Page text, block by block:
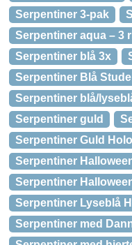
Serpentiner 3-pak
Serpentiner aqua – 3
Serpentiner blå 3x
Serpentiner Blå
Serpentiner blå/
Serpentiner guld
Serpentiner Guld
Serpentiner
Serpentiner
Serpentiner Lyseblå
Serpentiner med